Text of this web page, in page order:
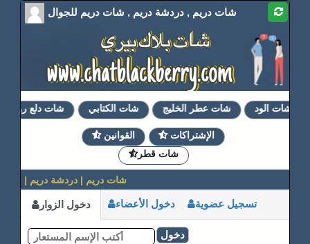
شات دريم , دردشة دريم , شات دريم للجوال
شات دلع روحي شات الكتابي شات عطر الخليج شات الود
القوانين
الإشتراكات
شات قطر
شات دريم | دردشة دريم | شات
دخول الزوار دخول الأعضاء تسجيل عضوية
دخول